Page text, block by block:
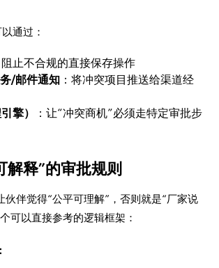
通过：
阻止不合规的直接保存操作
/邮件通知 ：将冲突项目推送给渠道经
擎）
：让“冲突商机”必须走特定审批步
解释”的审批规则
伙伴觉得“公平可理解”，否则就是“厂家说
可以直接参考的逻辑框架：